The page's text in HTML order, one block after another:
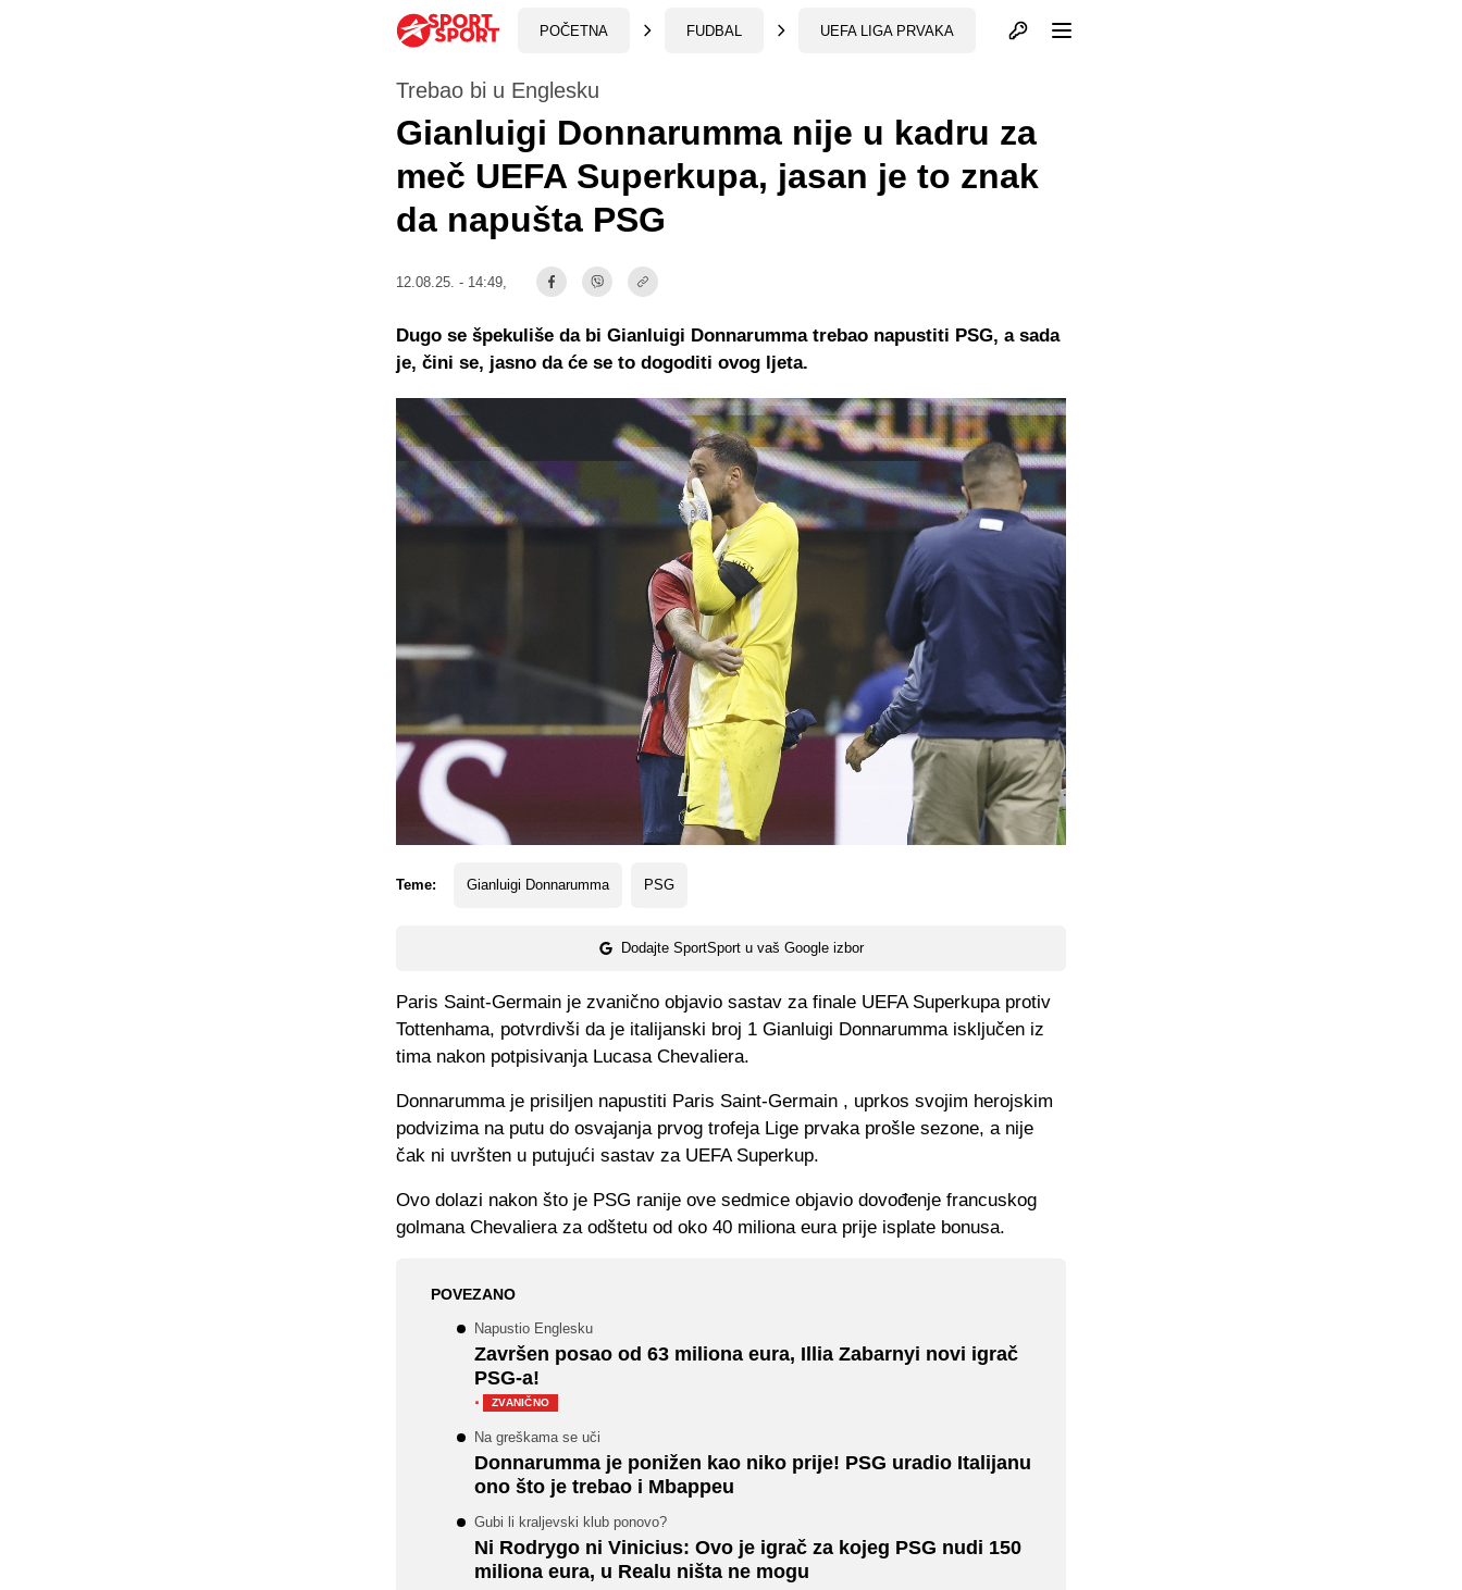
POČETNA FUDBAL UEFA LIGA PRVAKA Otvori profil
Trebao bi u Englesku
Gianluigi Donnarumma nije u kadru za
meč UEFA Superkupa, jasan je to znak
da napušta PSG
12.08.25. - 14:49,
Teme: Gianluigi Donnarumma PSG
Dodajte SportSport u vaš Google izbor
Dugo se špekuliše da bi Gianluigi Donnarumma trebao napustiti PSG, a sada
je, čini se, jasno da će se to dogoditi ovog ljeta.
Paris Saint-Germain je zvanično objavio sastav za finale UEFA Superkupa protiv
Tottenhama, potvrdivši da je italijanski broj 1 Gianluigi Donnarumma isključen iz
tima nakon potpisivanja Lucasa Chevaliera.
Donnarumma je prisiljen napustiti Paris Saint-Germain , uprkos svojim herojskim
podvizima na putu do osvajanja prvog trofeja Lige prvaka prošle sezone, a nije
čak ni uvršten u putujući sastav za UEFA Superkup.
Ovo dolazi nakon što je PSG ranije ove sedmice objavio dovođenje francuskog
golmana Chevaliera za odštetu od oko 40 miliona eura prije isplate bonusa.
POVEZANO
Napustio Englesku
Završen posao od 63 miliona eura, Illia Zabarnyi novi igrač
PSG-a!
·
ZVANIČNO
Na greškama se uči
Donnarumma je ponižen kao niko prije! PSG uradio Italijanu
ono što je trebao i Mbappeu
Gubi li kraljevski klub ponovo?
Ni Rodrygo ni Vinicius: Ovo je igrač za kojeg PSG nudi 150
miliona eura, u Realu ništa ne mogu